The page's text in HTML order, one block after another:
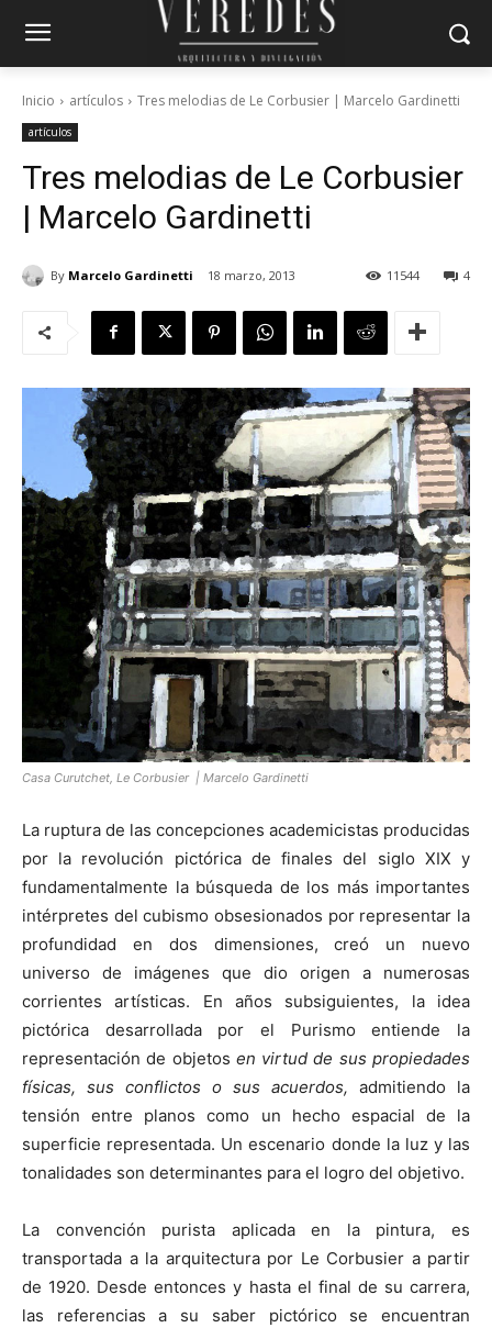
Inicio artículos Tres melodias de Le Corbusier | Marcelo Gardinetti
artículos
Tres melodias de Le Corbusier
| Marcelo Gardinetti
By Marcelo Gardinetti 18 marzo, 2013 4
11544
Casa Curutchet, Le Corbusier | Marcelo Gardinetti
La ruptura de las concepciones academicistas producidas
por la revolución pictórica de finales del siglo XIX y
fundamentalmente la búsqueda de los más importantes
intérpretes del cubismo obsesionados por representar la
profundidad en dos dimensiones, creó un nuevo
universo de imágenes que dio origen a numerosas
corrientes artísticas. En años subsiguientes, la idea
pictórica desarrollada por el Purismo entiende la
representación de objetos en virtud de sus propiedades
físicas, sus conflictos o sus acuerdos, admitiendo la
tensión entre planos como un hecho espacial de la
superficie representada. Un escenario donde la luz y las
tonalidades son determinantes para el logro del objetivo.
La convención purista aplicada en la pintura, es
transportada a la arquitectura por Le Corbusier a partir
de 1920. Desde entonces y hasta el final de su carrera,
las referencias a su saber pictórico se encuentran